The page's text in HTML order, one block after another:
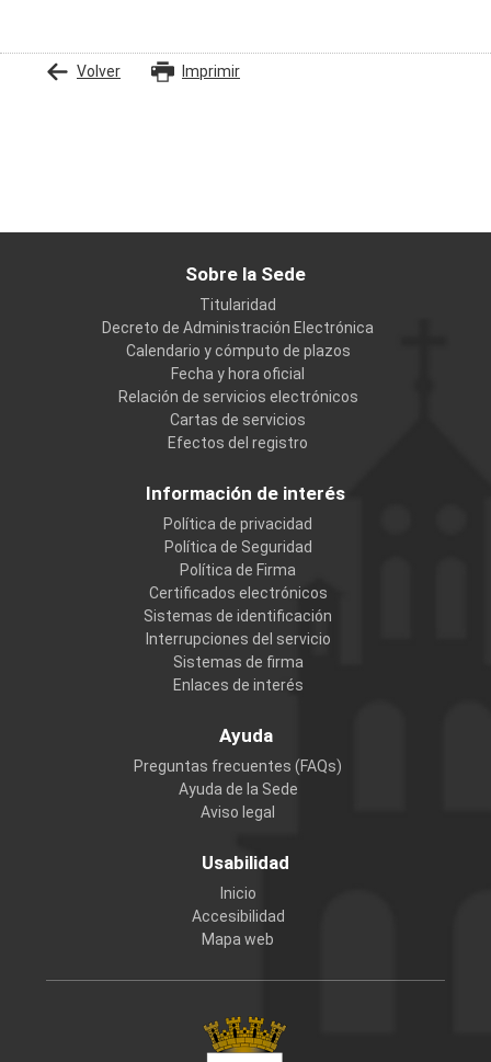
Volver Imprimir
Sobre la Sede
Titularidad
Decreto de Administración Electrónica
Calendario y cómputo de plazos
Fecha y hora oficial
Relación de servicios electrónicos
Cartas de servicios
Efectos del registro
Información de interés
Política de privacidad
Política de Seguridad
Política de Firma
Certificados electrónicos
Sistemas de identificación
Interrupciones del servicio
Sistemas de firma
Enlaces de interés
Ayuda
Preguntas frecuentes (FAQs)
Ayuda de la Sede
Aviso legal
Usabilidad
Inicio
Accesibilidad
Mapa web